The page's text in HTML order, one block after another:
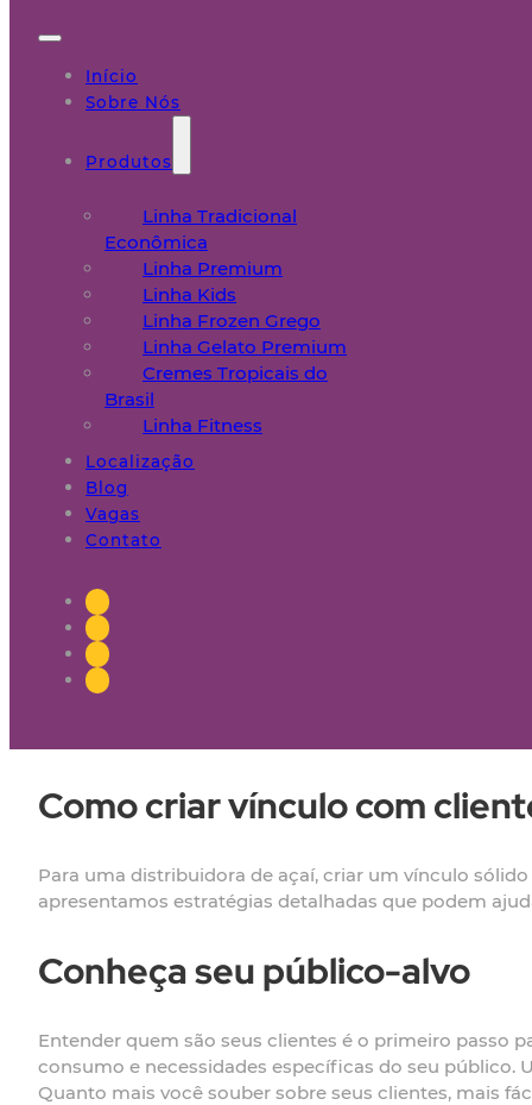
Início
Sobre Nós
Produtos
Linha Tradicional
Econômica
Linha Premium
Linha Kids
Linha Frozen Grego
Linha Gelato Premium
Cremes Tropicais do
Brasil
Linha Fitness
Localização
Blog
Vagas
Contato
Como criar vínculo com
Para uma distribuidora de açaí, criar um vínculo
apresentamos estratégias detalhadas que podem
Conheça seu público-alvo
Entender quem são seus clientes é o primeiro passo
consumo e necessidades específicas do seu público.
Quanto mais você souber sobre seus clientes, mais